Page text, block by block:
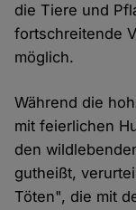
die Tiere und
fortschreitende
möglich.
Während die
mit feierlichen
den
gutheißt,
Töten", die mit